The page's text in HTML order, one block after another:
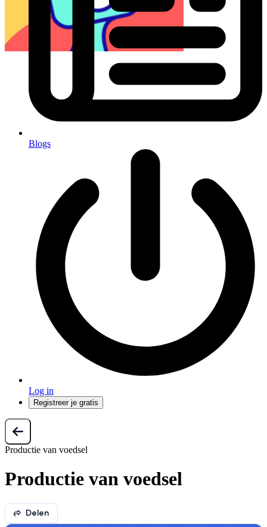
Blogs
Log in
Registreer je gratis
Productie van voedsel
Productie van voedsel
Delen